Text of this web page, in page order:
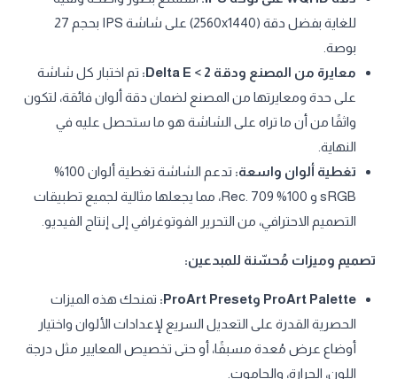
للغاية بفضل دقة (2560x1440) على شاشة IPS بحجم 27
بوصة.
معايرة من المصنع ودقة Delta E < 2:
تم اختبار كل شاشة
على حدة ومعايرتها من المصنع لضمان دقة ألوان فائقة، لتكون
واثقًا من أن ما تراه على الشاشة هو ما ستحصل عليه في
النهاية.
تغطية ألوان واسعة:
تدعم الشاشة تغطية ألوان 100%
sRGB و 100% Rec. 709، مما يجعلها مثالية لجميع تطبيقات
التصميم الاحترافي، من التحرير الفوتوغرافي إلى إنتاج الفيديو.
تصميم وميزات مُحسّنة للمبدعين:
ProArt Palette وProArt Preset:
تمنحك هذه الميزات
الحصرية القدرة على التعديل السريع لإعدادات الألوان واختيار
أوضاع عرض مُعدة مسبقًا، أو حتى تخصيص المعايير مثل درجة
اللون، الحرارة، والجاموت.